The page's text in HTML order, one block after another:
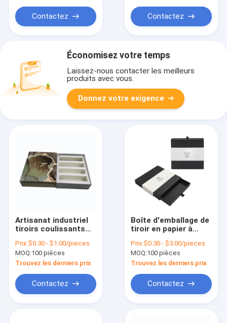
Contactez Contactez
Économisez votre temps
Laissez-nous contacter les meilleurs
produits avec vous.
Donnez votre exigence
Artisanat industriel
tiroirs coulissants
papier rouge à lèvres
emballage de baume
à lèvres
Prix:$0.30 - $1.00/pieces
MOQ:100 pièces
Trouvez les derniers prix
Contactez
Boîte d'emballage de
tiroir en papier à
glissière en boîte
d'emballage Logo
personnalisé
Prix:$0.30 - $3.00/pieces
MOQ:100 pièces
Trouvez les derniers prix
Contactez